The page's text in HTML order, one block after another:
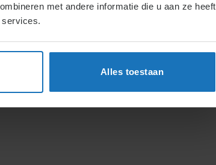
met andere informatie die u aan ze heeft
Alles toestaan